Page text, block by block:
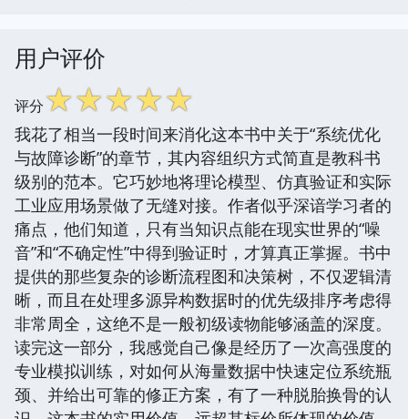
用户评价
评分☆☆☆☆☆
我花了相当一段时间来消化这本书中关于“系统优化
与故障诊断”的章节，其内容组织方式简直是教科书
级别的范本。它巧妙地将理论模型、仿真验证和实际
工业应用场景做了无缝对接。作者似乎深谙学习者的
痛点，他们知道，只有当知识点能在现实世界的“噪
音”和“不确定性”中得到验证时，才算真正掌握。书中
提供的那些复杂的诊断流程图和决策树，不仅逻辑清
晰，而且在处理多源异构数据时的优先级排序考虑得
非常周全，这绝不是一般初级读物能够涵盖的深度。
读完这一部分，我感觉自己像是经历了一次高强度的
专业模拟训练，对如何从海量数据中快速定位系统瓶
颈、并给出可靠的修正方案，有了一种脱胎换骨的认